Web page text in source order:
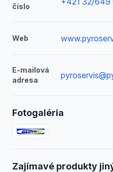
číslo
Web
E-mailová
adresa
Fotogaléria
Zajímavé produkty